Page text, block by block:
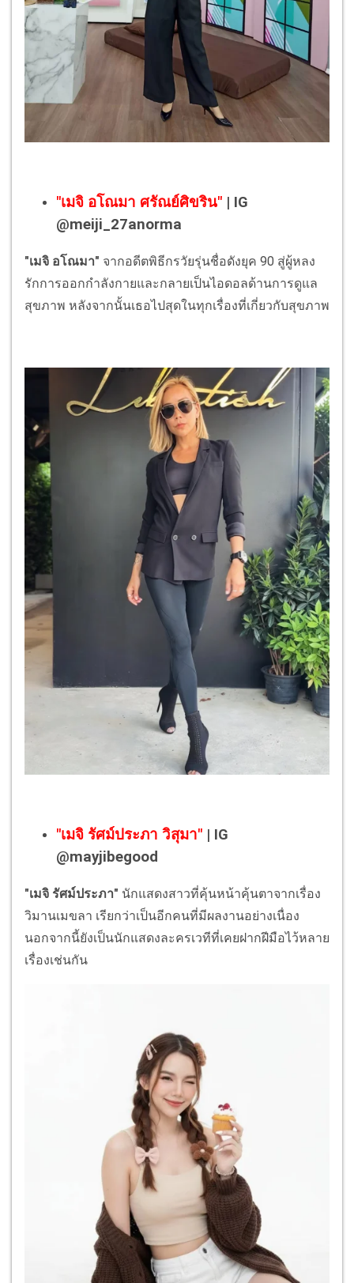
"เมจิ​ อโณมา ศรัณย์ศิขริน" | IG
@meiji_27anorma
"เมจิ​ อโณมา" จากอดีตพิธีกรวัยรุ่นชื่อดังยุค 90 สู่ผู้หลง
รักการออกกำลังกายและกลายเป็นไอดอลด้านการดูแล
สุขภาพ หลังจากนั้นเธอไปสุดในทุกเรื่องที่เกี่ยวกับสุขภาพ
"เมจิ รัศม์ประภา วิสุมา" | IG
@mayjibegood
"เมจิ รัศม์ประภา" นักแสดงสาวที่คุ้นหน้าคุ้นตาจากเรื่อง
วิมานเมขลา เรียกว่าเป็นอีกคนที่มีผลงานอย่างเนื่อง
นอกจากนี้ยังเป็นนักแสดงละครเวทีที่เคยฝากฝีมือไว้หลาย
เรื่องเช่นกัน